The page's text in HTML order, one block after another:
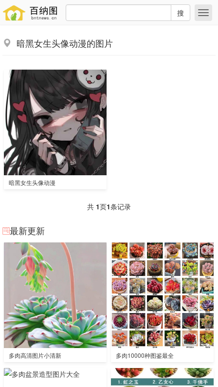
搜
暗黑女生头像动漫的图片
暗黑女生头像动漫
共 1页1条记录
最新更新
多肉高清图片小清新 多肉10000种图鉴最全